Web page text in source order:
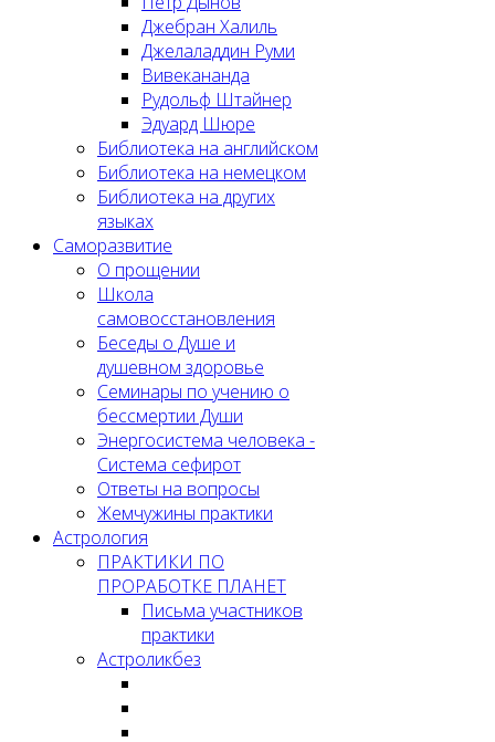
Джебран Халиль
Джелаладдин Руми
Вивекананда
Рудольф Штайнер
Эдуард Шюре
Библиотека на английском
Библиотека на немецком
Библиотека на других
языках
Саморазвитие
О прощении
Школа
самовосстановления
Беседы о Душе и
душевном здоровье
Семинары по учению о
бессмертии Души
Энергосистема человека -
Система сефирот
Ответы на вопросы
Жемчужины практики
Астрология
ПРАКТИКИ ПО
ПРОРАБОТКЕ ПЛАНЕТ
Письма участников
практики
Астроликбез